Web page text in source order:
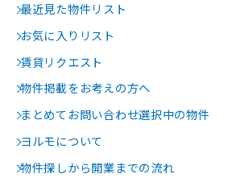
最近見た物件リスト
お気に入りリスト
賃貸リクエスト
物件掲載をお考えの方へ
まとめてお問い合わせ選択中の物件
ヨルモについて
物件探しから開業までの流れ